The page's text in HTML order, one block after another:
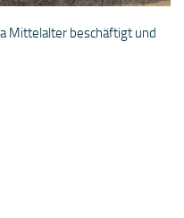
Mittelalter beschäftigt und